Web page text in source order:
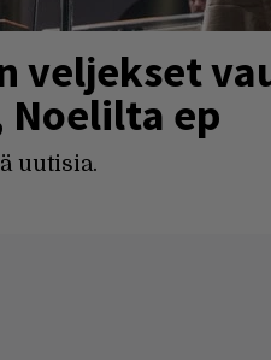
veljekset
Noelilta ep
uutisia.